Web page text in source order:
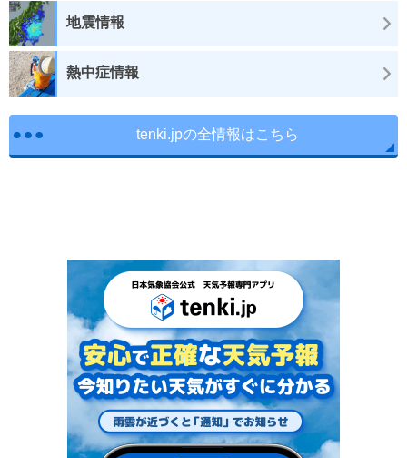
地震情報
熱中症情報
tenki.jpの全情報はこちら